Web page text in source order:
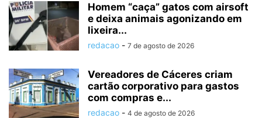
Homem “caça” gatos com airsoft
e deixa animais agonizando em
lixeira...
redacao - 7 de agosto de 2026
Vereadores de Cáceres criam
cartão corporativo para gastos
com compras e...
redacao - 4 de agosto de 2026